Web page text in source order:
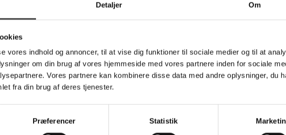
Detaljer Om
vores indhold og annoncer, til at vise dig funktioner til sociale medier og til at
om din brug af vores hjemmeside med vores partnere inden for sociale
Vores partnere kan kombinere disse data med andre oplysninger, du
fra din brug af deres tjenester.
Præferencer Statistik